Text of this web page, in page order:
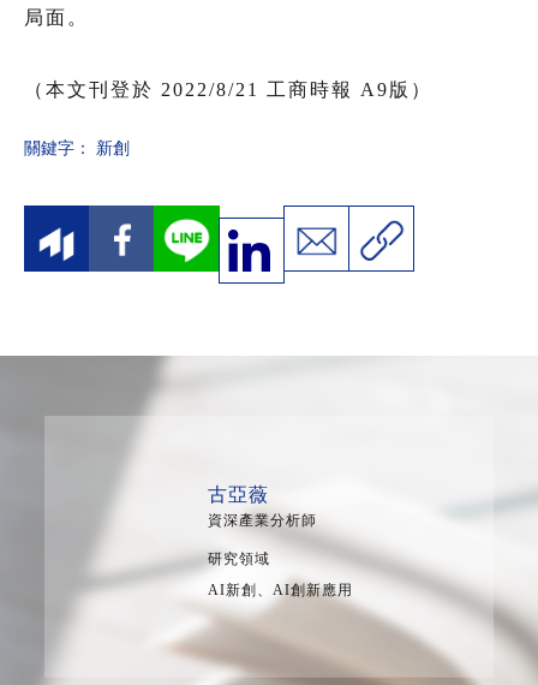
局面。
（本文刊登於 2022/8/21 工商時報 A9版）
關鍵字： 新創
古亞薇
資深產業分析師
研究領域
AI新創、AI創新應用